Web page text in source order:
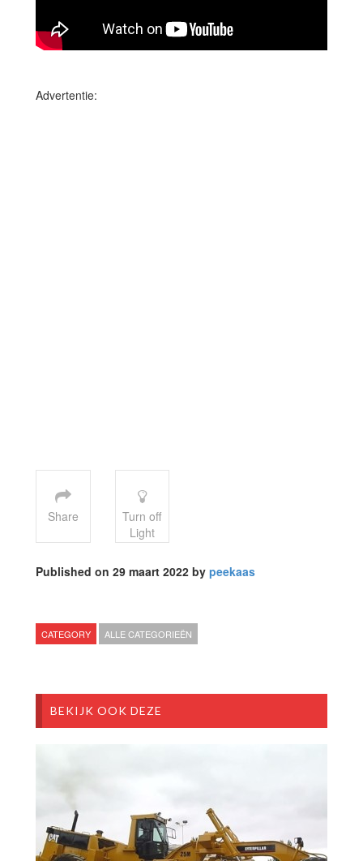
Advertentie:
Share
Turn off
Light
Published on 29 maart 2022 by peekaas
CATEGORY ALLE CATEGORIEËN
BEKIJK OOK DEZE